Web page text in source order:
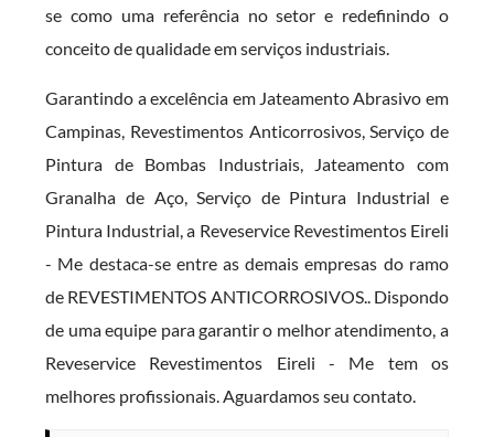
se como uma referência no setor e redefinindo o
conceito de qualidade em serviços industriais.
Garantindo a excelência em Jateamento Abrasivo em
Campinas, Revestimentos Anticorrosivos, Serviço de
Pintura de Bombas Industriais, Jateamento com
Granalha de Aço, Serviço de Pintura Industrial e
Pintura Industrial, a Reveservice Revestimentos Eireli
- Me destaca-se entre as demais empresas do ramo
de REVESTIMENTOS ANTICORROSIVOS.. Dispondo
de uma equipe para garantir o melhor atendimento, a
Reveservice Revestimentos Eireli - Me tem os
melhores profissionais. Aguardamos seu contato.